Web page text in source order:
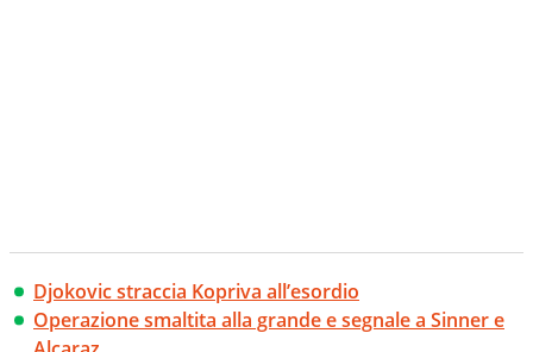
Djokovic straccia Kopriva all’esordio
Operazione smaltita alla grande e segnale a Sinner e